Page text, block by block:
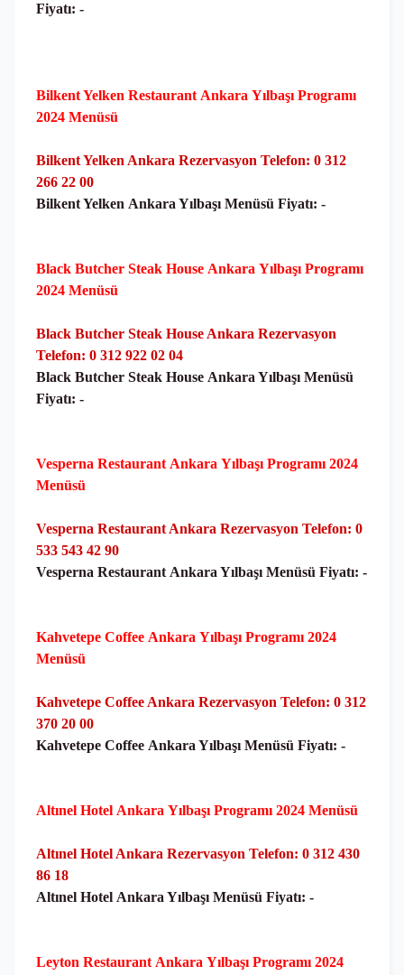
Fiyatı: -
Bilkent Yelken Restaurant Ankara Yılbaşı Programı
2024 Menüsü
Bilkent Yelken Ankara Rezervasyon Telefon: 0 312
266 22 00
Bilkent Yelken Ankara Yılbaşı Menüsü Fiyatı: -
Black Butcher Steak House Ankara Yılbaşı Programı
2024 Menüsü
Black Butcher Steak House Ankara Rezervasyon
Telefon: 0 312 922 02 04
Black Butcher Steak House Ankara Yılbaşı Menüsü
Fiyatı: -
Vesperna Restaurant Ankara Yılbaşı Programı 2024
Menüsü
Vesperna Restaurant Ankara Rezervasyon Telefon: 0
533 543 42 90
Vesperna Restaurant Ankara Yılbaşı Menüsü Fiyatı: -
Kahvetepe Coffee Ankara Yılbaşı Programı 2024
Menüsü
Kahvetepe Coffee Ankara Rezervasyon Telefon: 0 312
370 20 00
Kahvetepe Coffee Ankara Yılbaşı Menüsü Fiyatı: -
Altınel Hotel Ankara Yılbaşı Programı 2024 Menüsü
Altınel Hotel Ankara Rezervasyon Telefon: 0 312 430
86 18
Altınel Hotel Ankara Yılbaşı Menüsü Fiyatı: -
Leyton Restaurant Ankara Yılbaşı Programı 2024